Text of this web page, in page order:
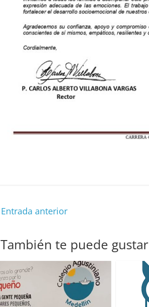
Entrada anterior
También te puede gustar